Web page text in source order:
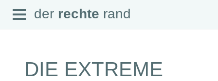
der rechte rand
Open
Menu
der rechte rand
DIE EXTREME